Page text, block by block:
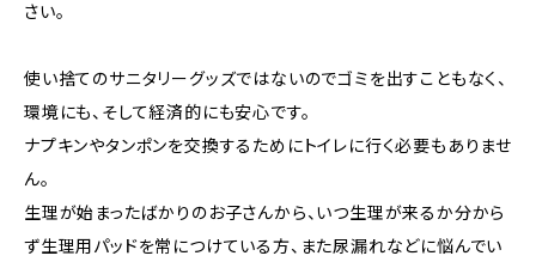
さい。
使い捨てのサニタリーグッズではないのでゴミを出すこともなく、
環境にも、そして経済的にも安心です。
ナプキンやタンポンを交換するためにトイレに行く必要もありませ
ん。
生理が始まったばかりのお子さんから、いつ生理が来るか分から
ず生理用パッドを常につけている方、また尿漏れなどに悩んでい